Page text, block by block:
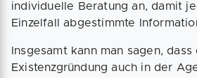
individuelle Beratung an, damit
Einzelfall abgestimmte
Insgesamt kann man sagen, dass
Existenzgründung auch in der